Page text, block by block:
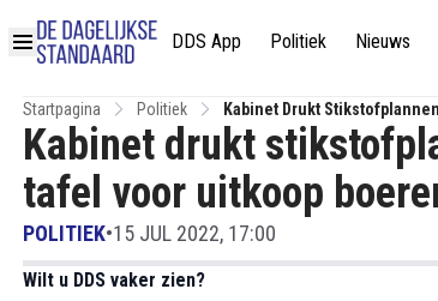
DDS App Politiek Nieuws
Startpagina Politiek Kabinet Drukt
Kabinet drukt
tafel voor uitkoop
POLITIEK•15 JUL 2022, 17:00
Wilt u DDS vaker zien?